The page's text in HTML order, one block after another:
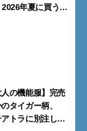
年夏に買うべ
人の機能服】完売
タイガー柄、
トラに別注した